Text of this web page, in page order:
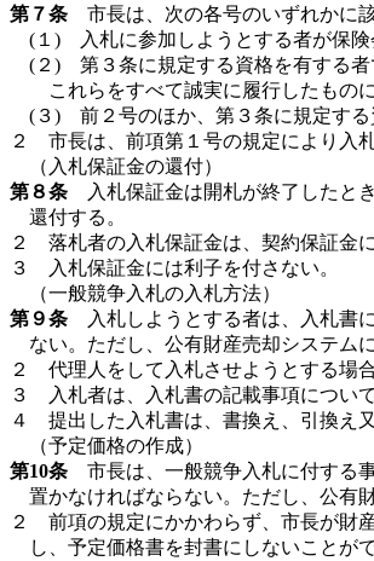
第７条 市長は、次の各号のいずれかに
(１) 入札に参加しようとする者が保険
(２) 第３条に規定する資格を有する者
これらをすべて誠実に履行したもの
(３) 前２号のほか、第３条に規定する
２ 市長は、前項第１号の規定により入
（入札保証金の還付）
第８条 入札保証金は開札が終了したと
還付する。
２ 落札者の入札保証金は、契約保証金
３ 入札保証金には利子を付さない。
（一般競争入札の入札方法）
第９条 入札しようとする者は、入札書
ない。ただし、公有財産売却システム
２ 代理人をして入札させようとする場
３ 入札者は、入札書の記載事項につい
４ 提出した入札書は、書換え、引換え
（予定価格の作成）
第10条 市長は、一般競争入札に付する
置かなければならない。ただし、公有
２ 前項の規定にかかわらず、市長が財
し、予定価格書を封書にしないことがで